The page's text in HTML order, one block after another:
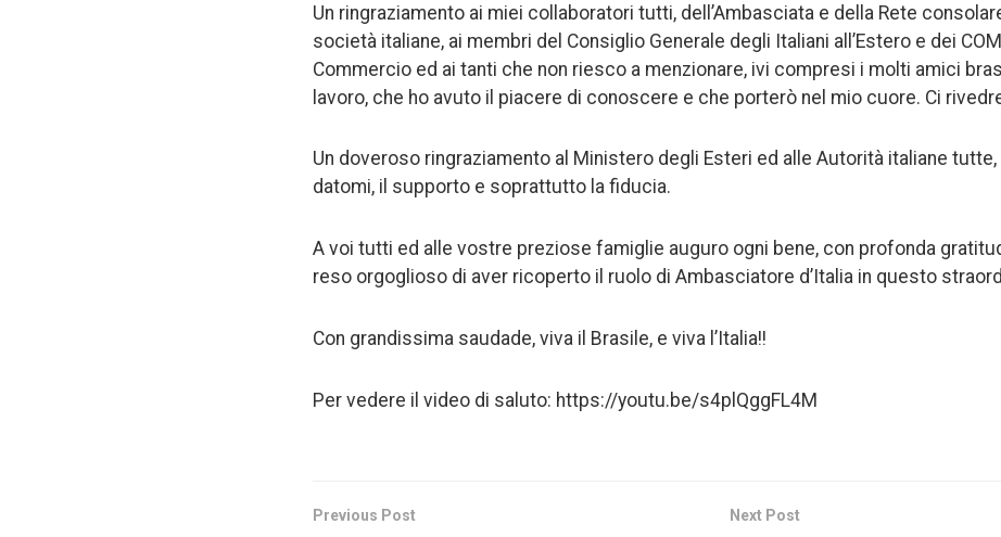
Un ringraziamento ai miei collaboratori tutti, dell’Ambasciata e della Rete
società italiane, ai membri del Consiglio Generale degli Italiani all’Estero e dei
Commercio ed ai tanti che non riesco a menzionare, ivi compresi i molti amici
lavoro, che ho avuto il piacere di conoscere e che porterò nel mio cuore. Ci
Un doveroso ringraziamento al Ministero degli Esteri ed alle Autorità italiane tutte,
datomi, il supporto e soprattutto la fiducia.
A voi tutti ed alle vostre preziose famiglie auguro ogni bene, con profonda
reso orgoglioso di aver ricoperto il ruolo di Ambasciatore d’Italia in questo
Con grandissima saudade, viva il Brasile, e viva l’Italia!!
Per vedere il video di saluto: https://youtu.be/s4plQggFL4M
Previous Post Next Post